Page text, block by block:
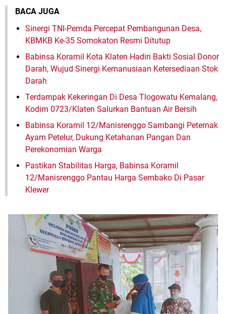
BACA JUGA
Sinergi TNI-Pemda Percepat Pembangunan Desa,
KBMKB Ke-35 Somokaton Resmi Ditutup
Babinsa Koramil Kota Klaten Hadiri Bakti Sosial Donor
Darah, Wujud Sinergi Kemanusiaan Ketersediaan Stok
Darah
Terdampak Kekeringan Di Desa Tlogowatu Kemalang,
Kodim 0723/Klaten Salurkan Bantuan Air Bersih
Babinsa Koramil 12/Manisrenggo Sambangi Peternak
Ayam Petelur, Dukung Ketahanan Pangan Dan
Perekonomian Warga
Pastikan Stabilitas Harga, Babinsa Koramil
12/Manisrenggo Pantau Harga Sembako Di Pasar
Klewer